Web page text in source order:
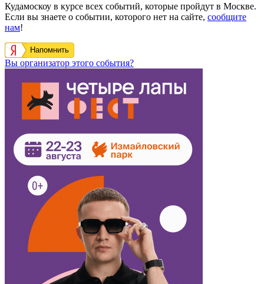
Кудамоскоу в курсе всех событий, которые пройдут в Москве.
Если вы знаете о событии, которого нет на сайте, сообщите
нам!
Напомнить
Вы организатор этого события?